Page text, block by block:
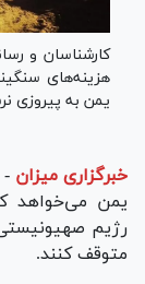
کارشناسان و
هزینه‌های
یمن به پیروزی
خبرگزاری میزان -
یمن می‌خواهد
رژیم
متوقف کنند.